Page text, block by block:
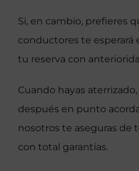
Si, en cambio, prefieres
conductores te esperará
tu reserva con
Cuando hayas
después en punto
nosotros te aseguras de
con total garantías.